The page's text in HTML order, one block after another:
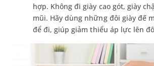
hợp. Không đi giày cao gót, giày
mũi. Hãy dùng những đôi giày đế
để đi, giúp giảm thiểu áp lực lên